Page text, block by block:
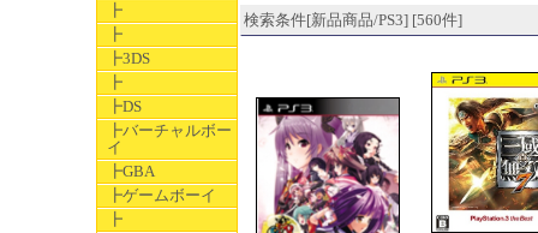
┣
┣
┣3DS
┣
┣DS
┣バーチャルボー
イ
┣GBA
┣ゲームボーイ
┣
検索条件[新品商品/PS3] [560件]